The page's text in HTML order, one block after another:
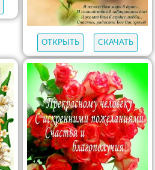
ОТКРЫТЬ СКАЧАТЬ